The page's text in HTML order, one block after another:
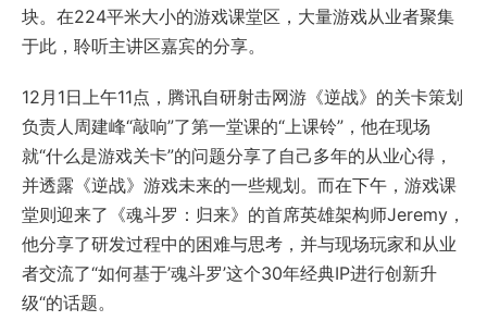
块。在224平米大小的游戏课堂区，大量游戏从业者聚集
于此，聆听主讲区嘉宾的分享。
12月1日上午11点，腾讯自研射击网游《逆战》的关卡策划
负责人周建峰“敲响”了第一堂课的“上课铃”，他在现场
就“什么是游戏关卡”的问题分享了自己多年的从业心得，
并透露《逆战》游戏未来的一些规划。而在下午，游戏课
堂则迎来了《魂斗罗：归来》的首席英雄架构师Jeremy，
他分享了研发过程中的困难与思考，并与现场玩家和从业
者交流了“如何基于’魂斗罗’这个30年经典IP进行创新升
级“的话题。